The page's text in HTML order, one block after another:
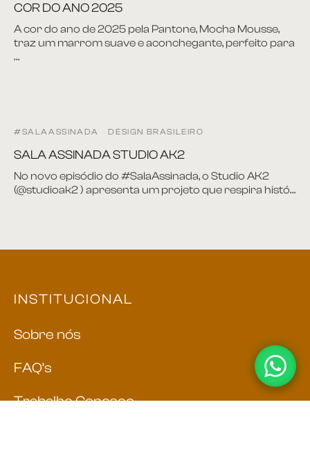
COR DO ANO 2025
A cor do ano de 2025 pela Pantone, Mocha Mousse,
traz um marrom suave e aconchegante, perfeito para
…
#SALAASSINADA DESIGN BRASILEIRO
SALA ASSINADA STUDIO AK2
No novo episódio do #SalaAssinada, o Studio AK2
(@studioak2 ) apresenta um projeto que respira histó…
INSTITUCIONAL
Sobre nós
FAQ’s
Trabalhe Conosco